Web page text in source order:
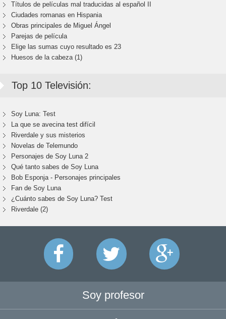
Títulos de películas mal traducidas al español II
Ciudades romanas en Hispania
Obras principales de Miguel Ángel
Parejas de película
Elige las sumas cuyo resultado es 23
Huesos de la cabeza (1)
Top 10 Televisión:
Soy Luna: Test
La que se avecina test difícil
Riverdale y sus misterios
Novelas de Telemundo
Personajes de Soy Luna 2
Qué tanto sabes de Soy Luna
Bob Esponja - Personajes principales
Fan de Soy Luna
¿Cuánto sabes de Soy Luna? Test
Riverdale (2)
Soy profesor